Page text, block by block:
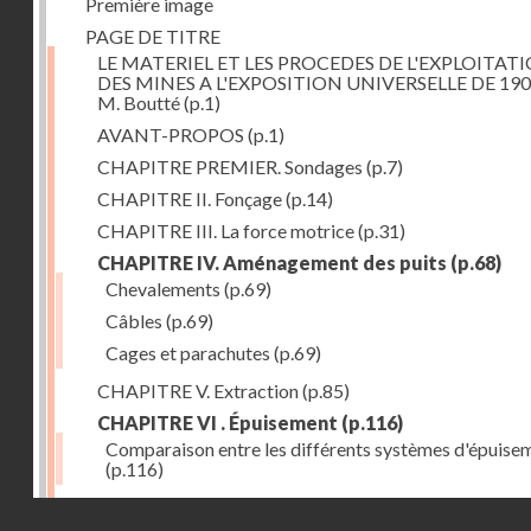
PAGE DE TITRE
LE MATERIEL ET LES PROCEDES DE
DES MINES A L'EXPOSITION UNIVERSELLE DE
M. Boutté(p.1)
AVANT-PROPOS (p.1)
CHAPITRE PREMIER. Sondages (p.7)
CHAPITRE II. Fonçage(p.14)
CHAPITRE III. La force motrice(p.31)
CHAPITRE IV. Aménagement des puits (p.68)
Chevalements (p.69)
Câbles (p.69)
Cages et parachutes (p.69)
CHAPITRE V. Extraction(p.85)
CHAPITRE VI . Épuisement (p.116)
Comparaison entre les différents systèmes
(p.116)